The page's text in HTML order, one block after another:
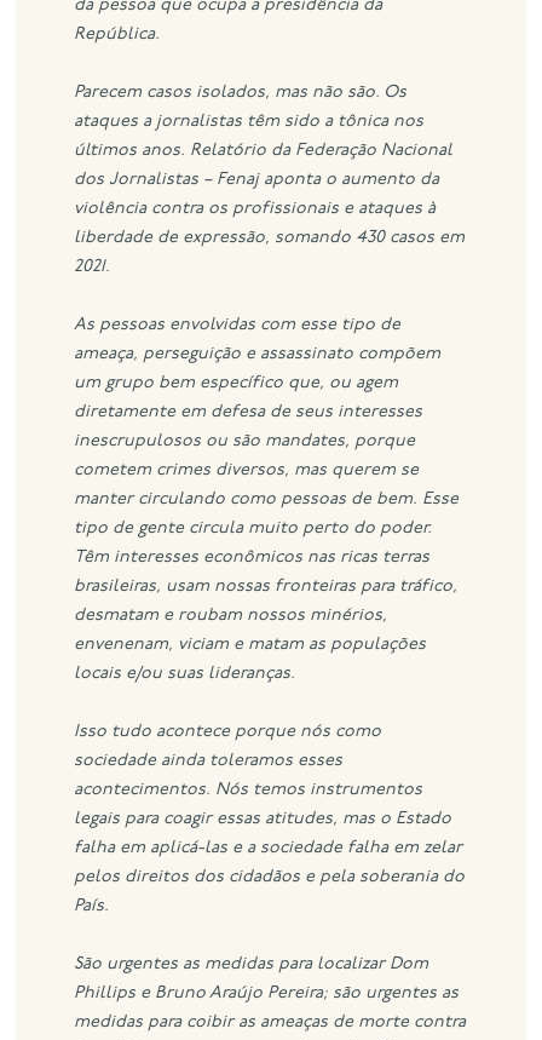
da pessoa que ocupa a presidência da
República.
Parecem casos isolados, mas não são. Os
ataques a jornalistas têm sido a tônica nos
últimos anos. Relatório da Federação Nacional
dos Jornalistas – Fenaj aponta o aumento da
violência contra os profissionais e ataques à
liberdade de expressão, somando 430 casos em
2021.
As pessoas envolvidas com esse tipo de
ameaça, perseguição e assassinato compõem
um grupo bem específico que, ou agem
diretamente em defesa de seus interesses
inescrupulosos ou são mandates, porque
cometem crimes diversos, mas querem se
manter circulando como pessoas de bem. Esse
tipo de gente circula muito perto do poder.
Têm interesses econômicos nas ricas terras
brasileiras, usam nossas fronteiras para tráfico,
desmatam e roubam nossos minérios,
envenenam, viciam e matam as populações
locais e/ou suas lideranças.
Isso tudo acontece porque nós como
sociedade ainda toleramos esses
acontecimentos. Nós temos instrumentos
legais para coagir essas atitudes, mas o Estado
falha em aplicá-las e a sociedade falha em zelar
pelos direitos dos cidadãos e pela soberania do
País.
São urgentes as medidas para localizar Dom
Phillips e Bruno Araújo Pereira; são urgentes as
medidas para coibir as ameaças de morte contra